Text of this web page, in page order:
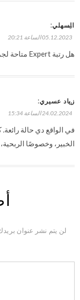
السهلي:
05.12.2023 الساعة 20:21
هل رتبة Expert متاحة لجميع العملاء دون أي استثناءات؟
رد
زياد عسيري:
24.02.2024 الساعة 15:34
في الواقع دي حالة
الخبير، وخصوصًا
رد
لن يتم نشر عنوان